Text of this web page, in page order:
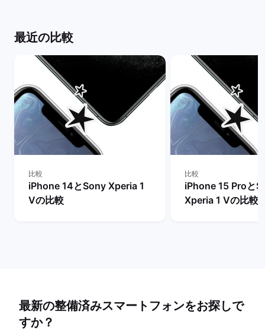
最近の比較
比較
iPhone 14とSony Xperia 1
Vの比較
比較
iPhone 15 Proと
Xperia 1 Vの比較
最新の整備済みスマートフォンをお探しで
すか？